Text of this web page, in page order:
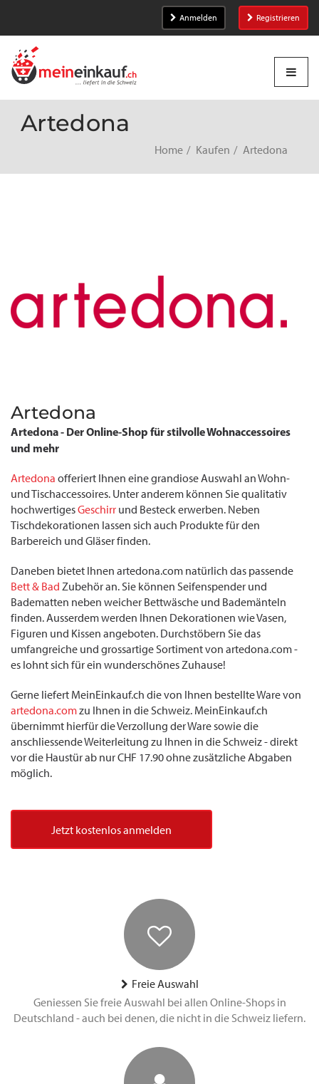
Anmelden Registrieren
Artedona
Home Kaufen Artedona
Artedona
Artedona - Der Online-Shop für stilvolle Wohnaccessoires
und mehr
Artedona offeriert Ihnen eine grandiose Auswahl an Wohn-
und Tischaccessoires. Unter anderem können Sie qualitativ
hochwertigesGeschirr und Besteck erwerben. Neben
Tischdekorationen lassen sich auch Produkte für den
Barbereich und Gläser finden.
Daneben bietet Ihnen artedona.com natürlich das passende
Bett & Bad Zubehör an. Sie können Seifenspender und
Badematten neben weicher Bettwäsche und Bademänteln
finden. Ausserdem werden Ihnen Dekorationen wie Vasen,
Figuren und Kissen angeboten. Durchstöbern Sie das
umfangreiche und grossartige Sortiment von artedona.com -
es lohnt sich für ein wunderschönes Zuhause!
Gerne liefert MeinEinkauf.ch die von Ihnen bestellte Ware von
artedona.comzu Ihnen in die Schweiz. MeinEinkauf.ch
übernimmt hierfür die Verzollung der Ware sowie die
anschliessende Weiterleitung zu Ihnen in die Schweiz - direkt
vor die Haustür ab nur CHF 17.90 ohne zusätzliche Abgaben
möglich.
Jetzt kostenlos anmelden
Freie Auswahl
Geniessen Sie freie Auswahl bei allen Online-Shops in
Deutschland - auch bei denen, die nicht in die Schweiz liefern.